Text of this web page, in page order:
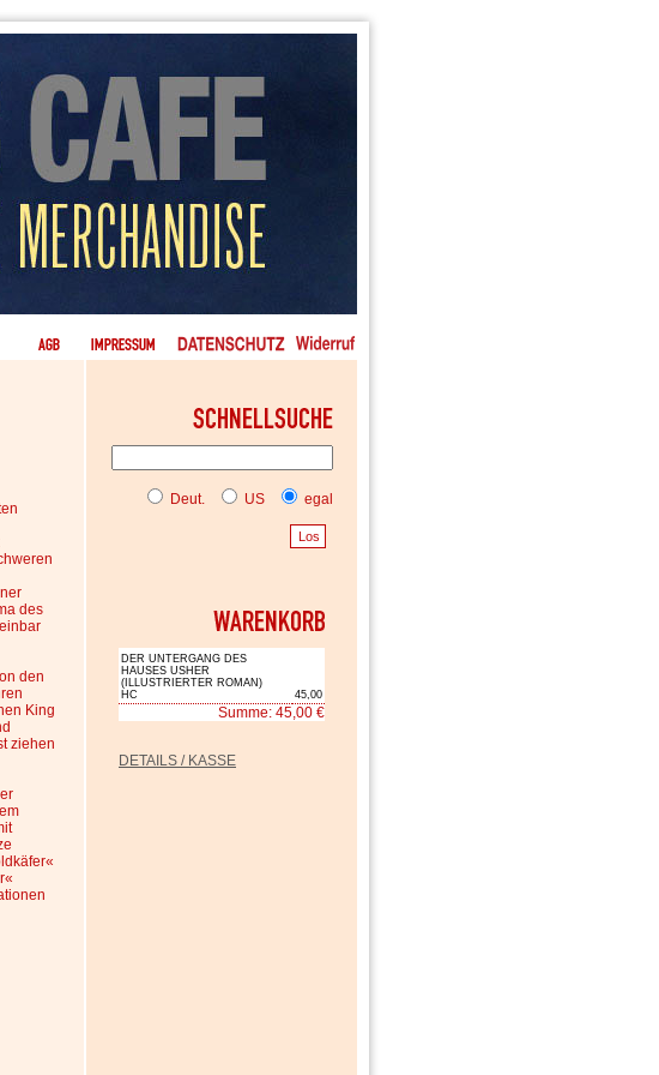
des
den
King
ziehen
Deut. US egal
DER UNTERGANG DES
HAUSES USHER
(ILLUSTRIERTER ROMAN)
HC
45,00
Summe: 45,00 €
DETAILS / KASSE